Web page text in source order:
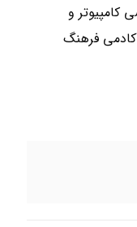
کامپیوتر و
فرهنگ